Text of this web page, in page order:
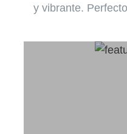
y vibrante.